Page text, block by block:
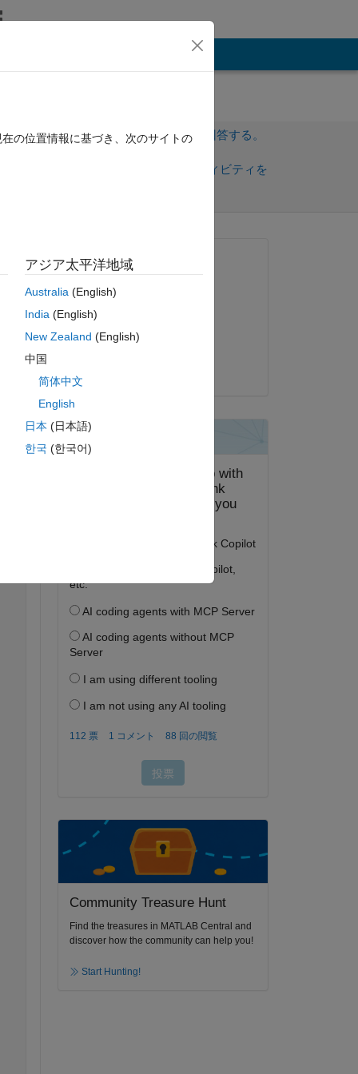
サインインしてこの質問に回答する。
サインインしてアクティビティを
質問済み:
2020 年 2 月 19 日
回答済み:
Community Treasure Hunt
Find the treasures in MATLAB Central and
discover how the community can help you!
Start Hunting!
の位置情報に基づき、次のサイトの
アジア太平洋地域
Australia(English)
India(English)
New Zealand (English)
中国
简体中文
English
日本 (日本語)
한국 (한국어)